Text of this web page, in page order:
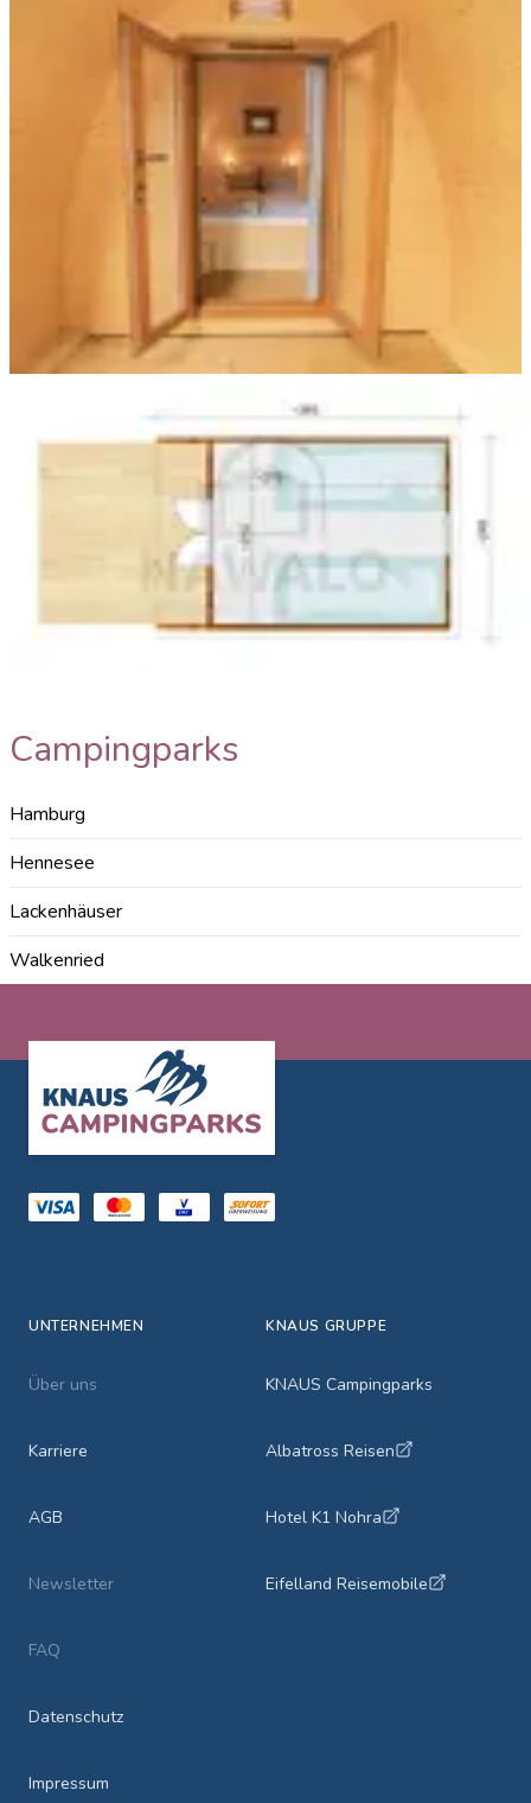
Campingparks
Hamburg
Hennesee
Lackenhäuser
Walkenried
UNTERNEHMEN
Über uns
Karriere
AGB
Newsletter
FAQ
Datenschutz
Impressum
KNAUS GRUPPE
KNAUS Campingparks
Albatross Reisen
Hotel K1 Nohra
Eifelland Reisemobile